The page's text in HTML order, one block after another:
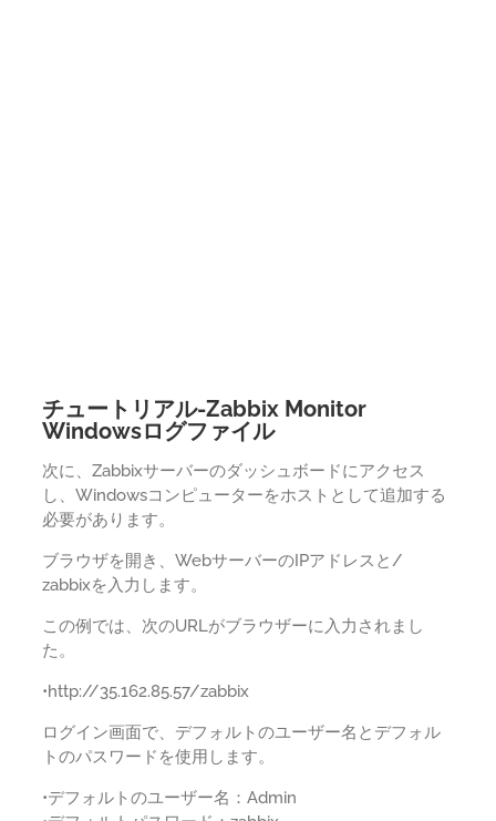
チュートリアル-Zabbix Monitor
Windowsログファイル
次に、Zabbixサーバーのダッシュボードにアクセス
し、Windowsコンピューターをホストとして追加する
必要があります。
ブラウザを開き、WebサーバーのIPアドレスと/
zabbixを入力します。
この例では、次のURLがブラウザーに入力されまし
た。
•http://35.162.85.57/zabbix
ログイン画面で、デフォルトのユーザー名とデフォル
トのパスワードを使用します。
•デフォルトのユーザー名：Admin